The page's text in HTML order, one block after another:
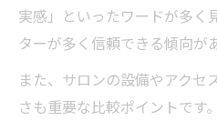
実感」といったワードが多く
ターが多く信頼できる傾向が
また、サロンの設備やアクセ
さも重要な比較ポイントです